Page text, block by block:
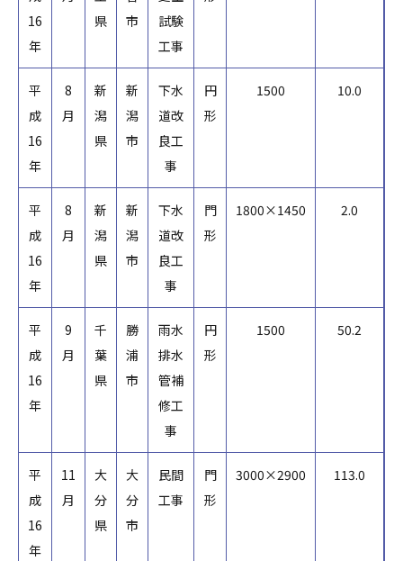
16
年
県
市
試験
工事
平
成
16
年
8
月
新
潟
県
新
潟
市
下水
道改
良工
事
円
形
1500 10.0
平
成
16
年
8
月
新
潟
県
新
潟
市
下水
道改
良工
事
門
形
1800×1450 2.0
平
成
16
年
9
月
千
葉
県
勝
浦
市
雨水
排水
管補
修工
事
円
形
1500 50.2
平
成
16
年
11
月
大
分
県
大
分
市
民間
工事
門
形
3000×2900 113.0